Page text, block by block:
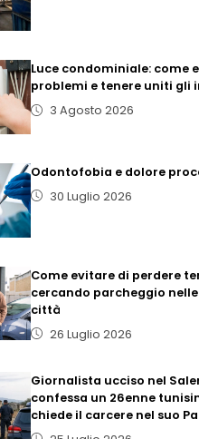
Luce condominiale: come
problemi e tenere uniti gli
3 Agosto 2026
Odontofobia e dolore
30 Luglio 2026
Come evitare di perdere
cercando parcheggio
città
26 Luglio 2026
Giornalista ucciso nel
confessa un 26enne
chiede il carcere nel suo